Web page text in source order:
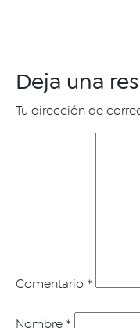
Deja una
Tu dirección de
Comentario *
Nombre *